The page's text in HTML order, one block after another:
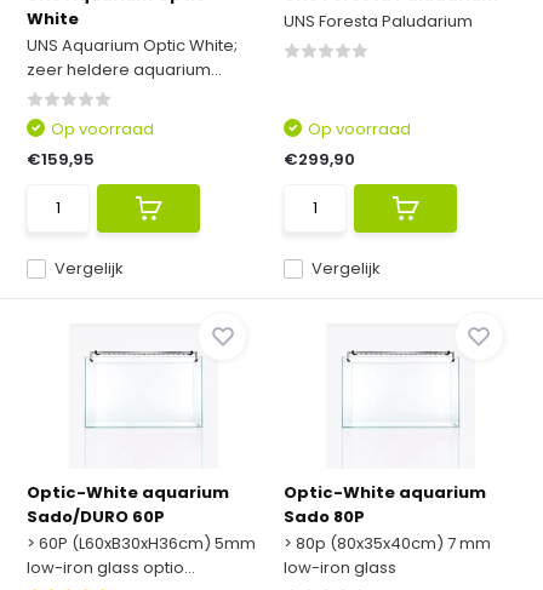
White
UNS Aquarium Optic White;
zeer heldere aquarium...
Vergelijk
Op voorraad
€159,95
UNS Foresta Paludarium
Vergelijk
Op voorraad
€299,90
Optic-White aquarium
Sado/DURO 60P
> 60P (L60xB30xH36cm) 5mm
low-iron glass optio...
Optic-White aquarium
Sado 80P
> 80p (80x35x40cm) 7 mm
low-iron glass